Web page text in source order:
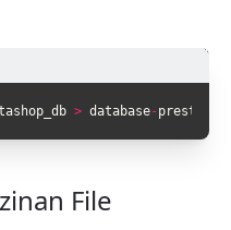
> database-
File